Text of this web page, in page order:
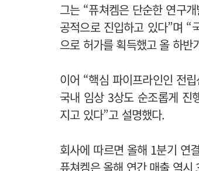
그는 “퓨쳐켐은 단순한 연구
공적으로 진입하고 있다”며
으로 허가를 획득했고 올 하반
이어 “핵심 파이프라인인 전
국내 임상 3상도 순조롭게 진
지고 있다”고 설명했다.
회사에 따르면 올해 1분기 연
퓨쳐켐은 올해 연간 매출 역